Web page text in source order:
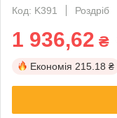
Код: K391
Роздріб
1 936,62 ₴
Економія 215.18 ₴